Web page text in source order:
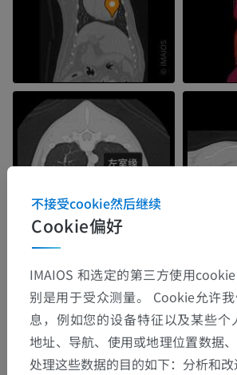
Cookie偏好
不接受cookie然后继续
IMAIOS 和选定的第三方使用
别是用于受众测量。 Cookie允许
息，例如您的设备特征以及某些个
地址、导航、使用或地理位置数据、
处理这些数据的目的如下：分析和